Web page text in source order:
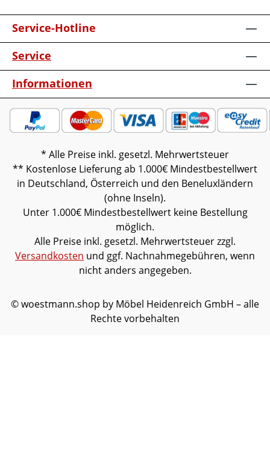
Service-Hotline
Service
Informationen
* Alle Preise inkl. gesetzl. Mehrwertsteuer
** Kostenlose Lieferung ab 1.000€ Mindestbestellwert
in Deutschland, Österreich und den Beneluxländern
(ohne Inseln).
Unter 1.000€ Mindestbestellwert keine Bestellung
möglich.
Alle Preise inkl. gesetzl. Mehrwertsteuer zzgl.
Versandkosten und ggf. Nachnahmegebühren, wenn
nicht anders angegeben.
© woestmann.shop by Möbel Heidenreich GmbH – alle
Rechte vorbehalten